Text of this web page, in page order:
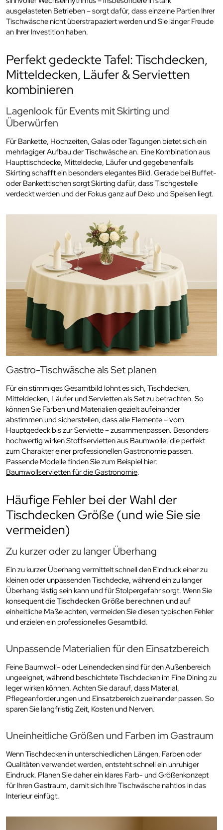
ausgelasteten Betrieben – sorgt dafür, dass einzelne Partien Ihrer
Tischwäsche nicht überstrapaziert werden und Sie länger Freude
an Ihrer Investition haben.
Perfekt gedeckte Tafel: Tischdecken,
Mitteldecken, Läufer & Servietten
kombinieren
Lagenlook für Events mit Skirting und
Überwürfen
Für Bankette, Hochzeiten, Galas oder Tagungen bietet sich ein
mehrlagiger Aufbau der Tischwäsche an. Eine Kombination aus
Haupttischdecke, Mitteldecke, Läufer und gegebenenfalls
Skirting schafft ein besonders elegantes Bild. Gerade bei Buffet-
oder Banketttischen sorgt Skirting dafür, dass Tischgestelle
verdeckt werden und der Fokus ganz auf Deko und Speisen liegt.
Gastro-Tischwäsche als Set planen
Für ein stimmiges Gesamtbild lohnt es sich, Tischdecken,
Mitteldecken, Läufer und Servietten als Set zu betrachten. So
können Sie Farben und Materialien gezielt aufeinander
abstimmen und sicherstellen, dass alle Elemente – vom
Hauptgedeck bis zur Serviette – zusammenpassen. Besonders
hochwertig wirken Stoffservietten aus Baumwolle, die perfekt
zum Charakter einer professionellen Gastronomie passen.
Passende Modelle finden Sie zum Beispiel hier:
Baumwollservietten für die Gastronomie.
Häufige Fehler bei der Wahl der
Tischdecken Größe (und wie Sie sie
vermeiden)
Zu kurzer oder zu langer Überhang
Ein zu kurzer Überhang vermittelt schnell den Eindruck einer zu
kleinen oder unpassenden Tischdecke, während ein zu langer
Überhang lästig sein kann und für Stolpergefahr sorgt. Wenn Sie
konsequent dieTischdecken Größe berechnen und auf
einheitliche Maße achten, vermeiden Sie diesen typischen Fehler
und erzielen ein professionelles Gesamtbild.
Unpassende Materialien für den Einsatzbereich
Feine Baumwoll- oder Leinendecken sind für den Außenbereich
ungeeignet, während beschichtete Tischdecken im Fine Dining zu
leger wirken können. Achten Sie darauf, dass Material,
Pflegeanforderungen und Einsatzbereich zueinander passen. So
sparen Sie langfristig Zeit, Kosten und Nerven.
Uneinheitliche Größen und Farben im Gastraum
Wenn Tischdecken in unterschiedlichen Längen, Farben oder
Qualitäten verwendet werden, entsteht schnell ein unruhiger
Eindruck. Planen Sie daher ein klares Farb- und Größenkonzept
für Ihren Gastraum, damit sich Ihre Tischwäsche nahtlos in das
Interieur einfügt.